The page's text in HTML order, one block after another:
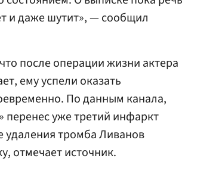
и даже шутит», — сообщил
после операции жизни актера
ему успели оказать
По данным канала,
уже третий инфаркт
удаления тромба Ливанов
отмечает источник.